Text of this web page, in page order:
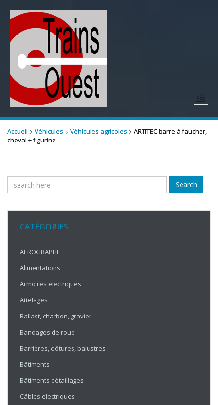
Accueil Véhicules Véhicules agricoles
ARTITEC barre à faucher,
cheval + figurine
Search
CATÉGORIES
AEROGRAPHE
Alimentations
Armoires électriques
Attelages
Ballast, charbon, gravier
Bandages de roue
Barrières, clôtures, balustres
Bâtiments
Bâtiments détaillages
Câbles electriques